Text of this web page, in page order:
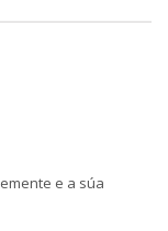
e a súa